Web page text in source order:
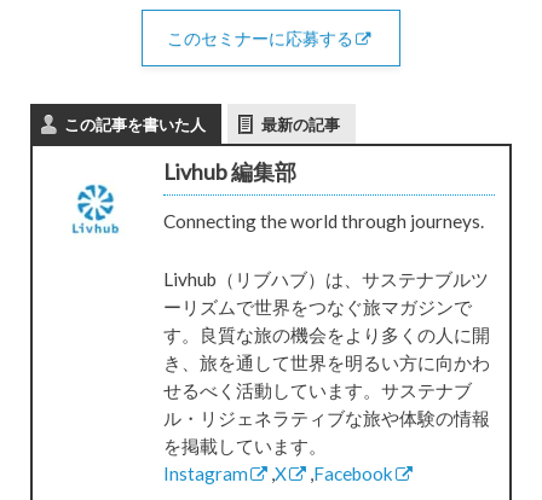
このセミナーに応募する
この記事を書いた人 最新の記事
Livhub 編集部
Connecting the world through journeys.
Livhub（リブハブ）は、サステナブルツ
ーリズムで世界をつなぐ旅マガジンで
す。良質な旅の機会をより多くの人に開
き、旅を通して世界を明るい方に向かわ
せるべく活動しています。サステナブ
ル・リジェネラティブな旅や体験の情報
を掲載しています。
Instagram
X Facebook